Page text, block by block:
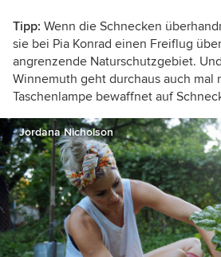
Tipp: Wenn die Schnecken
sie bei Pia Konrad einen Freiflug
angrenzende Naturschutzgebiet.
Winnemuth geht durchaus auch mal
Taschenlampe bewaffnet auf
Jordana Nicholson